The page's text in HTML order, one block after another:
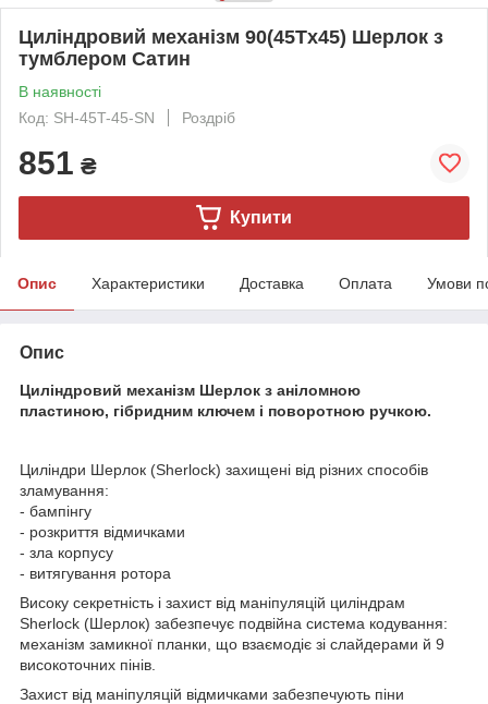
Циліндровий механізм 90(45Тx45) Шерлок з
тумблером Сатин
В наявності
Код: SH-45T-45-SN
Роздріб
851 ₴
Купити
Опис Характеристики Доставка Оплата Умови
Опис
Циліндровий механізм Шерлок з аніломною
пластиною, гібридним ключем і поворотною ручкою.
Циліндри Шерлок (Sherlock) захищені від різних способів
зламування:
- бампінгу
- розкриття відмичками
- зла корпусу
- витягування ротора
Високу секретність і захист від маніпуляцій циліндрам
Sherlock (Шерлок) забезпечує подвійна система кодування:
механізм замикної планки, що взаємодіє зі слайдерами й 9
високоточних пінів.
Захист від маніпуляцій відмичками забезпечують піни